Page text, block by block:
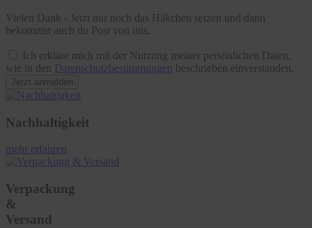
Vielen Dank - Jetzt nur noch das Häkchen setzen und dann
bekommst auch du Post von uns.
Ich erkläre mich mit der Nutzung meiner persönlichen Daten,
wie in den Datenschutzbestimmungen beschrieben einverstanden.
Jetzt anmelden
Nachhaltigkeit
mehr erfahren
Verpackung
&
Versand